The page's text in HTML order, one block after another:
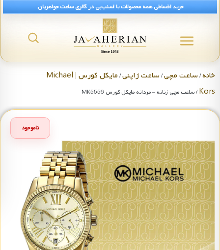
خرید اقساطی همه محصولات با اسنپ‌پی در گالری ساعت جواهریان.
خانه/ساعت مچی/ساعت ژاپنی/
مایکل کورس | Michael
Kors/ ساعت مچی زنانه – مردانه مایکل کورس MK5556
ناموجود